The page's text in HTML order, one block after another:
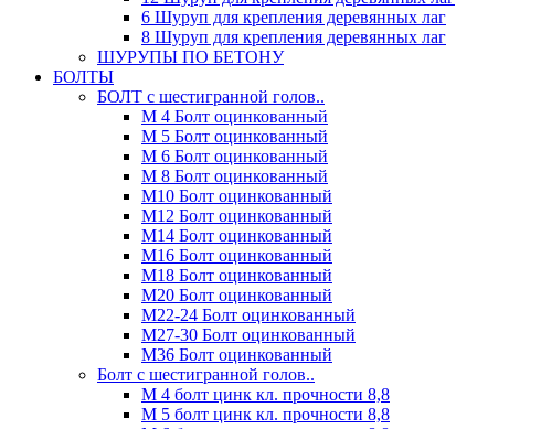
6 Шуруп для крепления деревянных лаг
8 Шуруп для крепления деревянных лаг
ШУРУПЫ ПО БЕТОНУ
БОЛТЫ
БОЛТ с шестигранной голов..
М 4 Болт оцинкованный
М 5 Болт оцинкованный
М 6 Болт оцинкованный
М 8 Болт оцинкованный
М10 Болт оцинкованный
М12 Болт оцинкованный
М14 Болт оцинкованный
М16 Болт оцинкованный
М18 Болт оцинкованный
М20 Болт оцинкованный
М22-24 Болт оцинкованный
М27-30 Болт оцинкованный
М36 Болт оцинкованный
Болт с шестигранной голов..
М 4 болт цинк кл. прочности 8,8
М 5 болт цинк кл. прочности 8,8